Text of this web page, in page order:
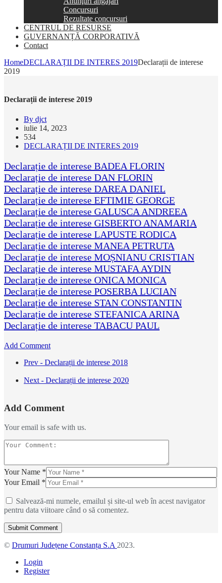
Concursuri
Rezultate concursuri
CENTRUL DE RESURSE
GUVERNANȚĂ CORPORATIVĂ
Contact
HomeDECLARAȚII DE INTERES 2019Declarații de interese
2019
Declarații de interese 2019
By djct
iulie 14, 2023
534
DECLARAȚII DE INTERES 2019
Declarație de interese BADEA FLORIN
Declarație de interese DAN FLORIN
Declarație de interese DAREA DANIEL
Declarație de interese EFTIMIE GEORGE
Declarație de interese GALUSCA ANDREEA
Declarație de interese GISBERTO ANAMARIA
Declarație de interese LAPUSTE RODICA
Declarație de interese MANEA PETRUTA
Declarație de interese MOȘNIANU CRISTIAN
Declarație de interese MUSTAFA AYDIN
Declarație de interese ONICA MONICA
Declarație de interese POSERBA LUCIAN
Declarație de interese STAN CONSTANTIN
Declarație de interese STEFANICA ARINA
Declarație de interese TABACU PAUL
Add Comment
Prev - Declarații de interese 2018
Next - Declarații de interese 2020
Add Comment
Your email is safe with us.
Your Name *
Your Email *
Salvează-mi numele, emailul și site-ul web în acest navigator
pentru data viitoare când o să comentez.
© Drumuri Județene Constanța S.A 2023.
Login
Register